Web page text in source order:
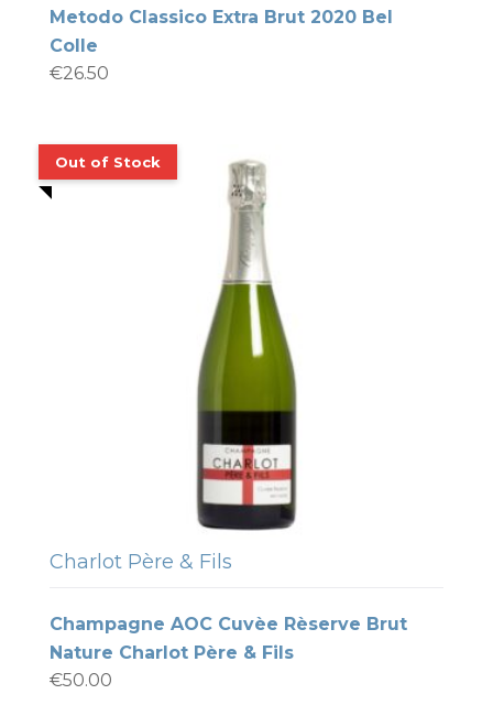
Metodo Classico Extra Brut 2020 Bel
Colle
€26.50
Charlot Père & Fils
Champagne AOC Cuvèe Rèserve Brut
Nature Charlot Père & Fils
€50.00